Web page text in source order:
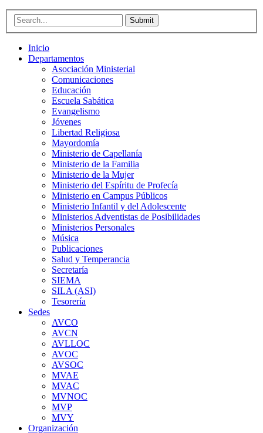
Submit
Inicio
Departamentos
Asociación Ministerial
Comunicaciones
Educación
Escuela Sabática
Evangelismo
Jóvenes
Libertad Religiosa
Mayordomía
Ministerio de Capellanía
Ministerio de la Familia
Ministerio de la Mujer
Ministerio del Espíritu de Profecía
Ministerio en Campus Públicos
Ministerio Infantil y del Adolescente
Ministerios Adventistas de Posibilidades
Ministerios Personales
Música
Publicaciones
Salud y Temperancia
Secretaría
SIEMA
SILA (ASI)
Tesorería
Sedes
AVCO
AVCN
AVLLOC
AVOC
AVSOC
MVAE
MVAC
MVNOC
MVP
MVY
Organización